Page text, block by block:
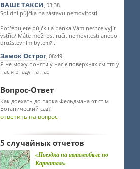
ВАШЕ ТАКСИ, 03:38
Solidní půjčka na zástavu nemovitosti
Potřebujete půjčku a banka Vám nechce vyjít
vstříc? Máte možnost ručit nemovitosti anebo
družstevním bytem?...
Замок Острог, 08:49
Я не можу поняти у нас є поверхнях сміття у
нас я впаду на нас
Вопрос-Ответ
Как доехать до парка Фельдмана от ст.м
Ботанический сад?
ответить на вопрос
5 случайных отчетов
«Поездка на автомобиле по
Карпатам»